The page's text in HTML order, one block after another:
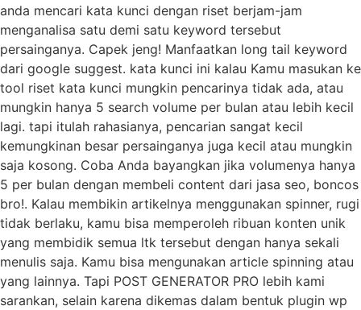
anda mencari kata kunci dengan riset berjam-jam
menganalisa satu demi satu keyword tersebut
persainganya. Capek jeng! Manfaatkan long tail keyword
dari google suggest. kata kunci ini kalau Kamu masukan ke
tool riset kata kunci mungkin pencarinya tidak ada, atau
mungkin hanya 5 search volume per bulan atau lebih kecil
lagi. tapi itulah rahasianya, pencarian sangat kecil
kemungkinan besar persainganya juga kecil atau mungkin
saja kosong. Coba Anda bayangkan jika volumenya hanya
5 per bulan dengan membeli content dari jasa seo, boncos
bro!. Kalau membikin artikelnya menggunakan spinner, rugi
tidak berlaku, kamu bisa memperoleh ribuan konten unik
yang membidik semua ltk tersebut dengan hanya sekali
menulis saja. Kamu bisa mengunakan article spinning atau
yang lainnya. Tapi POST GENERATOR PRO lebih kami
sarankan, selain karena dikemas dalam bentuk plugin wp